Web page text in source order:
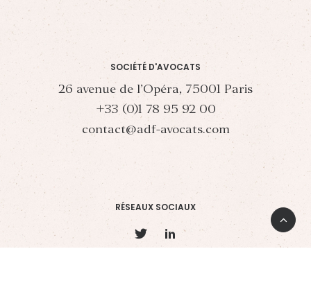
SOCIÉTÉ D'AVOCATS
26 avenue de l’Opéra, 75001 Paris
+33 (0)1 78 95 92 00
contact@adf-avocats.com
RÉSEAUX SOCIAUX